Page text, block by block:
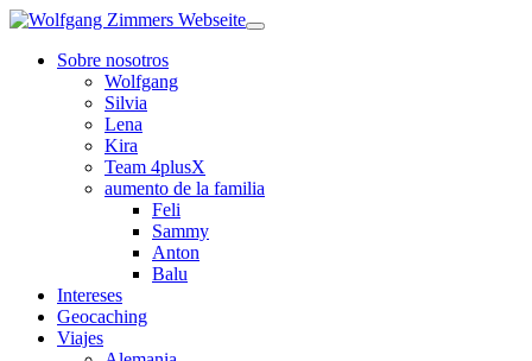
Sobre nosotros
Wolfgang
Silvia
Lena
Kira
Team 4plusX
aumento de la familia
Feli
Sammy
Anton
Balu
Intereses
Geocaching
Viajes